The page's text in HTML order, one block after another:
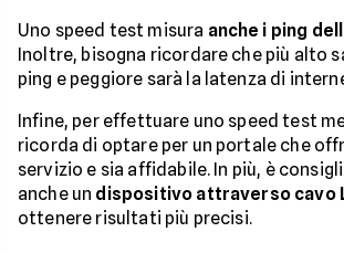
Uno speed test misura anche i ping
Inoltre, bisogna ricordare che più alto
ping e peggiore sarà la latenza di
Infine, per effettuare uno speed test
ricorda di optare per un portale che
servizio e sia affidabile. In più, è
anche un dispositivo attraverso cavo
ottenere risultati più precisi.